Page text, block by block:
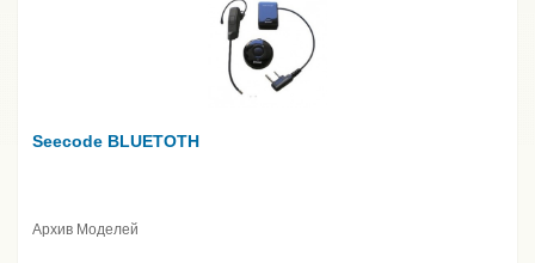
Seecode BLUETOTH
Архив Моделей